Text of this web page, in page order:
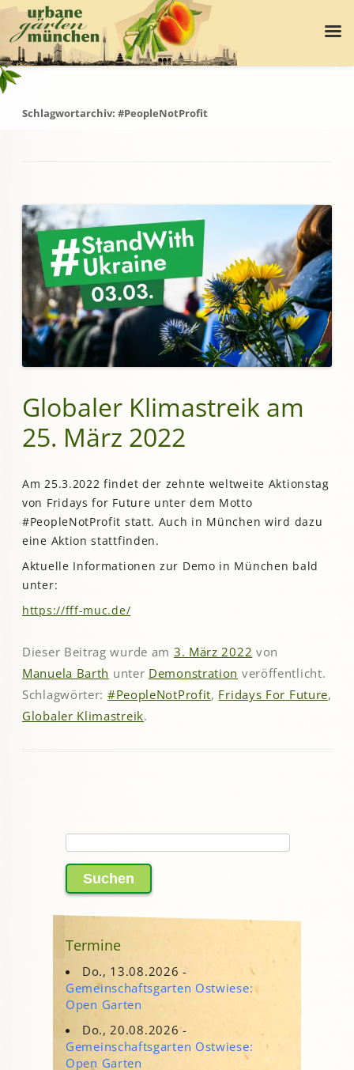
Schlagwortarchiv: #PeopleNotProfit
Globaler Klimastreik am
25. März 2022
Am 25.3.2022 findet der zehnte weltweite Aktionstag
von Fridays for Future unter dem Motto
#PeopleNotProfit statt. Auch in München wird dazu
eine Aktion stattfinden.
Aktuelle Informationen zur Demo in München bald
unter:
https://fff-muc.de/
Dieser Beitrag wurde am 3. März 2022 von
Manuela Barth unter Demonstration veröffentlicht.
Schlagwörter: #PeopleNotProfit, Fridays For Future,
Globaler Klimastreik.
nach:
Termine
Do., 13.08.2026 -
Gemeinschaftsgarten Ostwiese:
Open Garten
Do., 20.08.2026 -
Gemeinschaftsgarten Ostwiese:
Open Garten